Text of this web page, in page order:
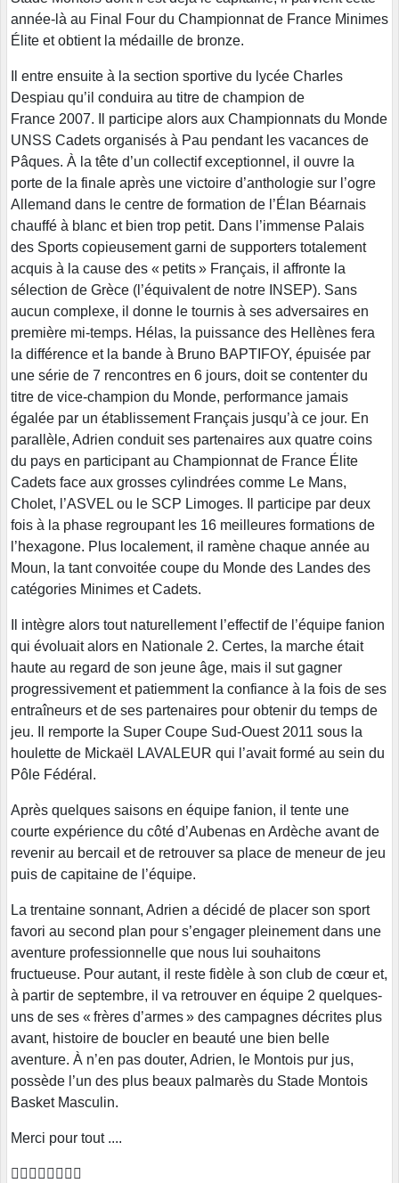
année-là au Final Four du Championnat de France Minimes
Élite et obtient la médaille de bronze.
Il entre ensuite à la section sportive du lycée Charles
Despiau qu’il conduira au titre de champion de
France 2007. Il participe alors aux Championnats du Monde
UNSS Cadets organisés à Pau pendant les vacances de
Pâques. À la tête d’un collectif exceptionnel, il ouvre la
porte de la finale après une victoire d’anthologie sur l’ogre
Allemand dans le centre de formation de l’Élan Béarnais
chauffé à blanc et bien trop petit. Dans l’immense Palais
des Sports copieusement garni de supporters totalement
acquis à la cause des « petits » Français, il affronte la
sélection de Grèce (l’équivalent de notre INSEP). Sans
aucun complexe, il donne le tournis à ses adversaires en
première mi-temps. Hélas, la puissance des Hellènes fera
la différence et la bande à Bruno BAPTIFOY, épuisée par
une série de 7 rencontres en 6 jours, doit se contenter du
titre de vice-champion du Monde, performance jamais
égalée par un établissement Français jusqu’à ce jour. En
parallèle, Adrien conduit ses partenaires aux quatre coins
du pays en participant au Championnat de France Élite
Cadets face aux grosses cylindrées comme Le Mans,
Cholet, l’ASVEL ou le SCP Limoges. Il participe par deux
fois à la phase regroupant les 16 meilleures formations de
l’hexagone. Plus localement, il ramène chaque année au
Moun, la tant convoitée coupe du Monde des Landes des
catégories Minimes et Cadets.
Il intègre alors tout naturellement l’effectif de l’équipe fanion
qui évoluait alors en Nationale 2. Certes, la marche était
haute au regard de son jeune âge, mais il sut gagner
progressivement et patiemment la confiance à la fois de ses
entraîneurs et de ses partenaires pour obtenir du temps de
jeu. Il remporte la Super Coupe Sud-Ouest 2011 sous la
houlette de Mickaël LAVALEUR qui l’avait formé au sein du
Pôle Fédéral.
Après quelques saisons en équipe fanion, il tente une
courte expérience du côté d’Aubenas en Ardèche avant de
revenir au bercail et de retrouver sa place de meneur de jeu
puis de capitaine de l’équipe.
La trentaine sonnant, Adrien a décidé de placer son sport
favori au second plan pour s’engager pleinement dans une
aventure professionnelle que nous lui souhaitons
fructueuse. Pour autant, il reste fidèle à son club de cœur et,
à partir de septembre, il va retrouver en équipe 2 quelques-
uns de ses « frères d’armes » des campagnes décrites plus
avant, histoire de boucler en beauté une bien belle
aventure. À n’en pas douter, Adrien, le Montois pur jus,
possède l’un des plus beaux palmarès du Stade Montois
Basket Masculin.
Merci pour tout ....
👍🏼👏🏼🐝🏀💛🖤